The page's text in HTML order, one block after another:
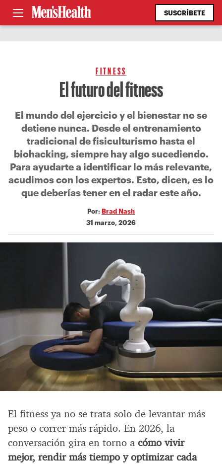
SUSCRÍBETE
FITNESS
El futuro del fitness
El mundo del ejercicio y el bienestar no se
detiene nunca. Desde el entrenamiento
tradicional de fisiculturismo hasta el
biohacking, siempre hay algo sucediendo.
Para ayudarte a identificar lo más relevante,
acudimos con los expertos. Esto, dicen, es lo
que deberías tener en el radar este año.
Por: Brad Nash
31 marzo, 2026
El fitness ya no se trata solo de levantar más
peso o correr más rápido. En 2026, la
conversación gira en torno a cómo vivir
mejor, rendir más tiempo y optimizar cada